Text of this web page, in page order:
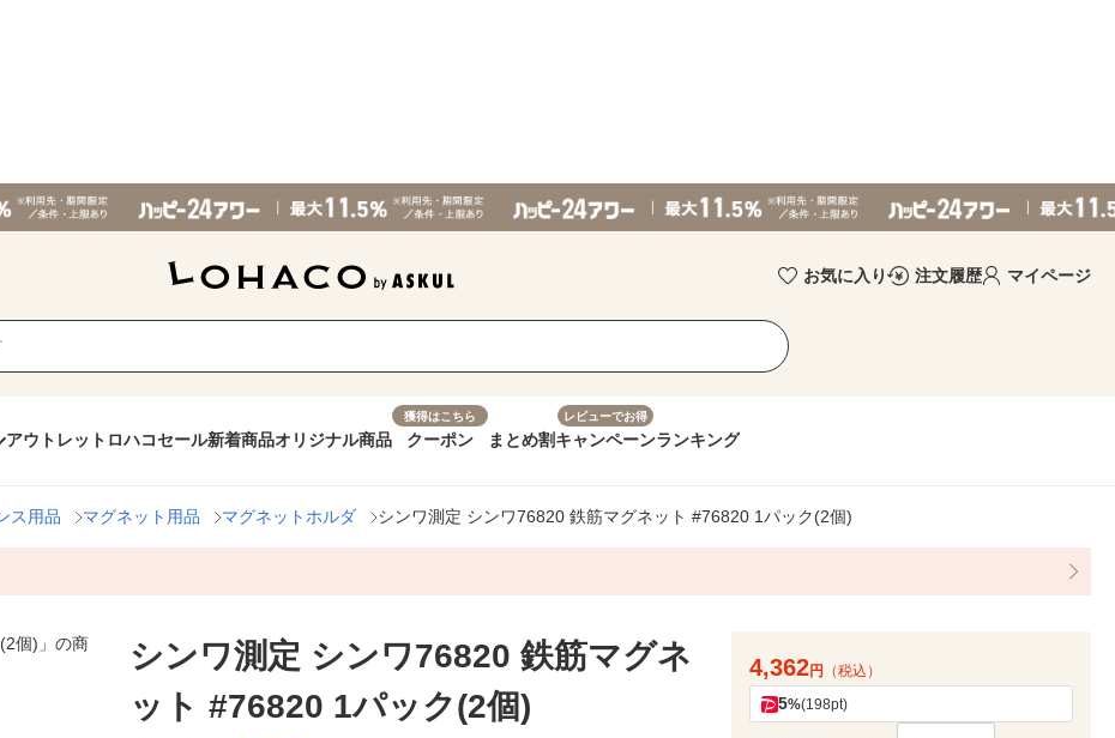
お気に入り 注文履歴 マイページ
アウトレット ロハコセール新着商品オリジナル商品
獲得はこちら
クーポン まとめ割
レビューでお得
キャンペーンランキング
ス用品 マグネット用品 マグネットホルダ シンワ測定 シンワ76820 鉄筋マグネット #76820 1パック(2個)
シンワ測定 シンワ76820 鉄筋マグネ
ット #76820 1パック(2個)
4,362円 （税込）
5%(198pt)